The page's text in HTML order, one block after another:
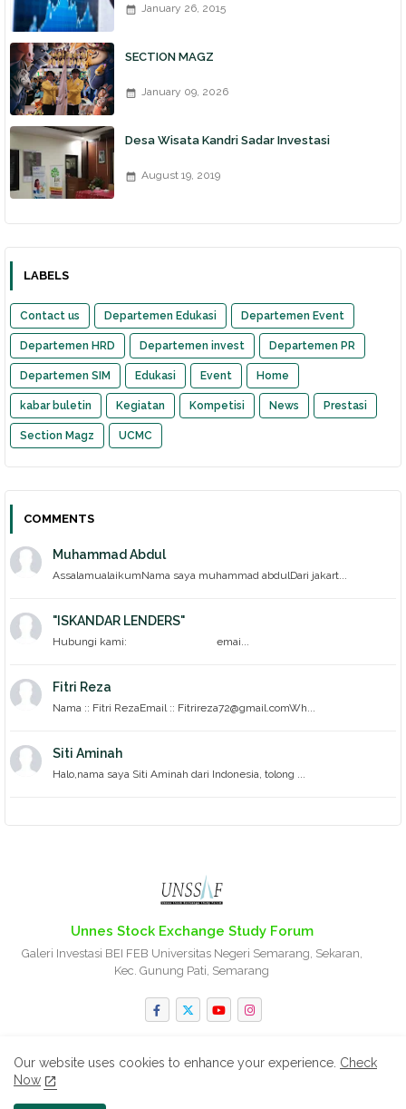
January 26, 2015
SECTION MAGZ
January 09, 2026
Desa Wisata Kandri Sadar Investasi
August 19, 2019
LABELS
Contact us Departemen Edukasi Departemen Event
Departemen HRD Departemen invest Departemen PR
Departemen SIM Edukasi Event Home
kabar buletin Kegiatan Kompetisi News Prestasi
Section Magz UCMC
COMMENTS
Muhammad Abdul
AssalamualaikumNama saya muhammad abdulDari jakart...
"ISKANDAR LENDERS"
Hubungi kami: emai...
Fitri Reza
Nama :: Fitri RezaEmail :: Fitrireza72@gmail.comWh...
Siti Aminah
Halo,nama saya Siti Aminah dari Indonesia, tolong ...
Unnes Stock Exchange Study Forum
Galeri Investasi BEI FEB Universitas Negeri Semarang, Sekaran,
Kec. Gunung Pati, Semarang
Our website uses cookies to enhance your experience. Check
Now